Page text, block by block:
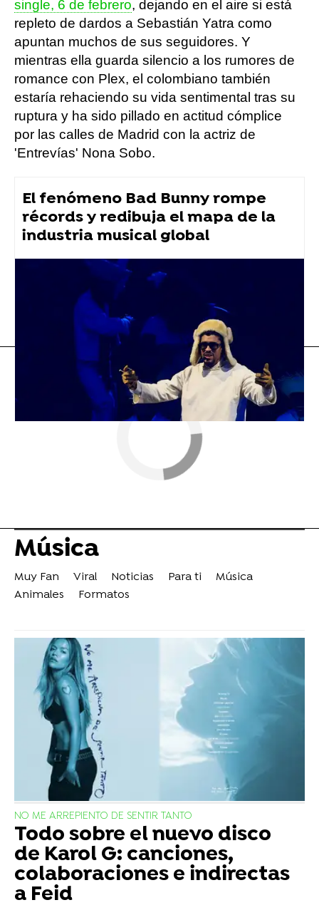
single, 6 de febrero, dejando en el aire si está
repleto de dardos a Sebastián Yatra como
apuntan muchos de sus seguidores. Y
mientras ella guarda silencio a los rumores de
romance con Plex, el colombiano también
estaría rehaciendo su vida sentimental tras su
ruptura y ha sido pillado en actitud cómplice
por las calles de Madrid con la actriz de
'Entrevías' Nona Sobo.
El fenómeno Bad Bunny rompe
récords y redibuja el mapa de la
industria musical global
YoSoyPlex
» Música
Música
Muy Fan Viral Noticias Para ti
Música
Animales
Formatos
NO ME ARREPIENTO DE SENTIR TANTO
Todo sobre el nuevo disco
de Karol G: canciones,
colaboraciones e indirectas
a Feid